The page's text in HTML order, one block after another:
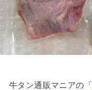
牛タン通販マニアの「